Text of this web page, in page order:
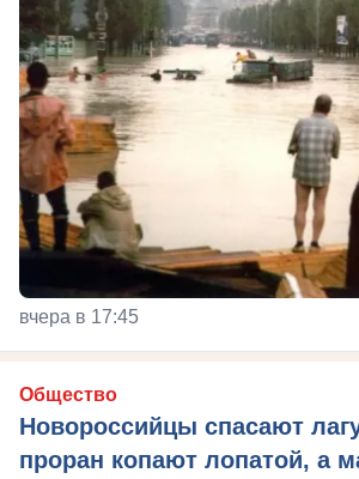
вчера в 17:45
Общество
Новороссийцы спасают
проран копают лопатой, а